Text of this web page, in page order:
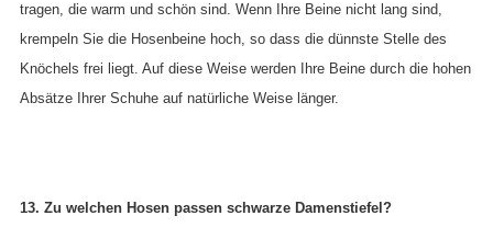
tragen, die warm und schön sind. Wenn Ihre Beine nicht lang sind,
krempeln Sie die Hosenbeine hoch, so dass die dünnste Stelle des
Knöchels frei liegt. Auf diese Weise werden Ihre Beine durch die hohen
Absätze Ihrer Schuhe auf natürliche Weise länger.
13. Zu welchen Hosen passen schwarze Damenstiefel?